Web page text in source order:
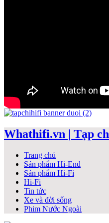
Whathifi.vn | Tạp
Trang chủ
Sản phẩm Hi-End
Sản phẩm Hi-Fi
Hi-Fi
Tin tức
Xe và đời sống
Phim Nước Ngoài